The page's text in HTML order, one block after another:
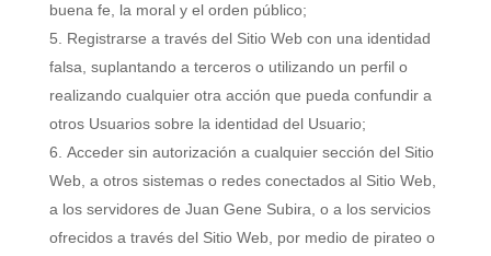
buena fe, la moral y el orden público;
Registrarse a través del Sitio Web con una identidad
falsa, suplantando a terceros o utilizando un perfil o
realizando cualquier otra acción que pueda confundir a
otros Usuarios sobre la identidad del Usuario;
Acceder sin autorización a cualquier sección del Sitio
Web, a otros sistemas o redes conectados al Sitio Web,
a los servidores de Juan Gene Subira, o a los servicios
ofrecidos a través del Sitio Web, por medio de pirateo o